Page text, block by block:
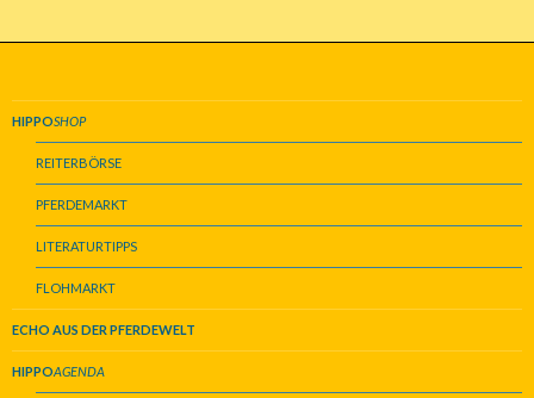
HIPPOSHOP
REITERBÖRSE
PFERDEMARKT
LITERATURTIPPS
FLOHMARKT
ECHO AUS DER PFERDEWELT
HIPPOAGENDA